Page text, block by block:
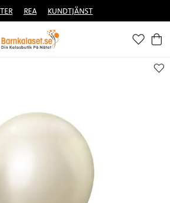
REA KUNDTJÄNST